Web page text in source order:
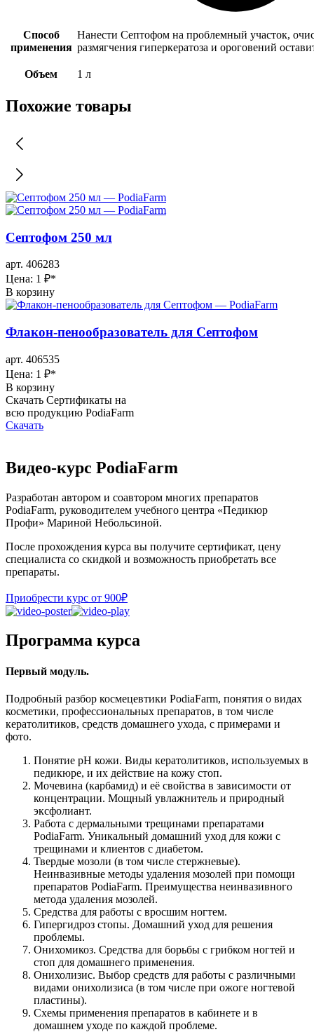
Способ
применения
Нанести Септофом на проблемный участок,
размягчения гиперкератоза и ороговений
Объем 1 л
Похожие товары
Септофом 250 мл
арт. 406283
Цена: 1 ₽*
В корзину
Флакон-пенообразователь для Септофом
арт. 406535
Цена: 1 ₽*
В корзину
Скачать Сертификаты на
всю продукцию PodiaFarm
Скачать
Видео-курс PodiaFarm
Разработан автором и соавтором многих препаратов
PodiaFarm, руководителем учебного центра «Педикюр
Профи» Мариной Небольсиной.
После прохождения курса вы получите сертификат, цену
специалиста со скидкой и возможность приобретать все
препараты.
Приобрести курс от 900₽
Программа курса
Первый модуль.
Подробный разбор космецевтики PodiaFarm, понятия о видах
косметики, профессиональных препаратов, в том числе
кератолитиков, средств домашнего ухода, с примерами и
фото.
Понятие рН кожи. Виды кератолитиков, используемых в
педикюре, и их действие на кожу стоп.
Мочевина (карбамид) и её свойства в зависимости от
концентрации. Мощный увлажнитель и природный
эксфолиант.
Работа с дермальными трещинами препаратами
PodiaFarm. Уникальный домашний уход для кожи с
трещинами и клиентов с диабетом.
Твердые мозоли (в том числе стержневые).
Неинвазивные методы удаления мозолей при помощи
препаратов PodiaFarm. Преимущества неинвазивного
метода удаления мозолей.
Средства для работы с вросшим ногтем.
Гипергидроз стопы. Домашний уход для решения
проблемы.
Онихомикоз. Средства для борьбы с грибком ногтей и
стоп для домашнего применения.
Онихолизис. Выбор средств для работы с различными
видами онихолизиса (в том числе при ожоге ногтевой
пластины).
Схемы применения препаратов в кабинете и в
домашнем уходе по каждой проблеме.